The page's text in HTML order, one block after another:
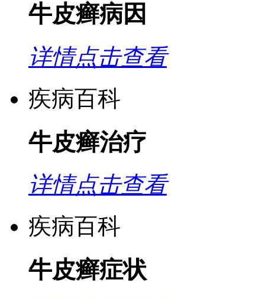
牛皮癣病因
详情点击查看
疾病百科
牛皮癣治疗
详情点击查看
疾病百科
牛皮癣症状